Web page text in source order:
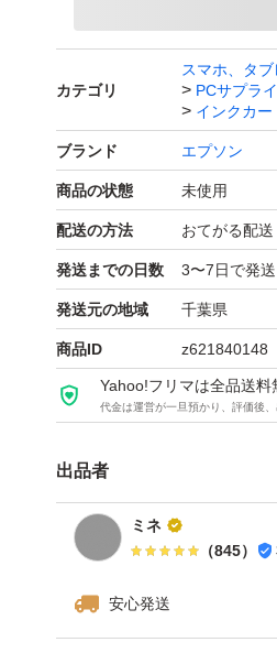
カテゴリ
スマホ、タ
PCサプラ
インクカ
ブランド エプソン
商品の状態 未使用
配送の方法 おてがる配送
発送までの日数 3〜7日で発送
発送元の地域 千葉県
商品ID z621840148
Yahoo!フリマは全品送料
代金は運営が一旦預かり、評価後
出品者
ミネ
（845）
安心発送
ね！
ね！